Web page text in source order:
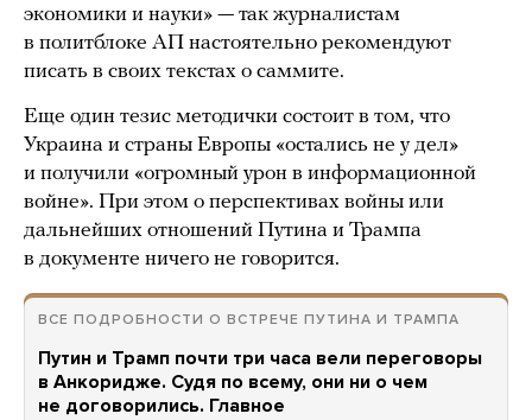
экономики и науки» — так журналистам
в политблоке АП настоятельно рекомендуют
писать в своих текстах о саммите.
Еще один тезис методички состоит в том, что
Украина и страны Европы «остались не у дел»
и получили «огромный урон в информационной
войне». При этом о перспективах войны или
дальнейших отношений Путина и Трампа
в документе ничего не говорится.
ВСЕ ПОДРОБНОСТИ О ВСТРЕЧЕ ПУТИНА И ТРАМПА
Путин и Трамп почти три часа вели переговоры
в Анкоридже. Судя по всему, они ни о чем
не договорились. Главное